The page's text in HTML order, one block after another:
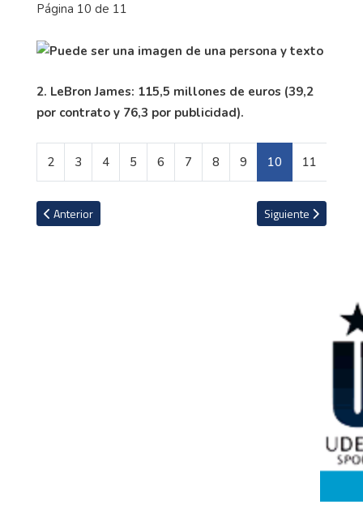
Página 10 de 11
2. LeBron James: 115,5 millones de euros (39,2
por contrato y 76,3 por publicidad).
2 3 4 5 6 7 8 9 10 11
Artículo anterior: La Liga le hizo homenaje a Álvaro Saborío
Anterior Artículo siguiente:
Siguiente